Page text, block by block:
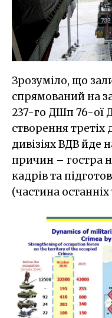
Зрозуміло, що
спрямований на
237-го ДШп 76-ої
створення третіх
дивізіях ВДВ йде
причин – гостра
кадрів та
(частина